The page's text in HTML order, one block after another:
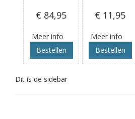
€ 84,95
Meer info
Bestellen
€ 11,95
Meer info
Bestellen
Dit is de sidebar